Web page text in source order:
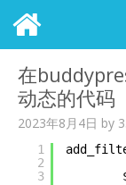
在
动态的代码
2023年8月4日 by
1
2
3